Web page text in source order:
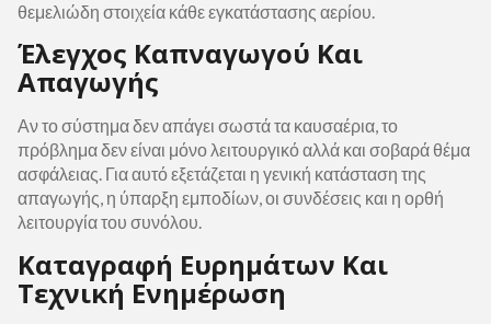
θεμελιώδη στοιχεία κάθε εγκατάστασης αερίου.
Έλεγχος Καπναγωγού Και
Απαγωγής
Αν το σύστημα δεν απάγει σωστά τα καυσαέρια, το
πρόβλημα δεν είναι μόνο λειτουργικό αλλά και σοβαρά θέμα
ασφάλειας. Για αυτό εξετάζεται η γενική κατάσταση της
απαγωγής, η ύπαρξη εμποδίων, οι συνδέσεις και η ορθή
λειτουργία του συνόλου.
Καταγραφή Ευρημάτων Και
Τεχνική Ενημέρωση